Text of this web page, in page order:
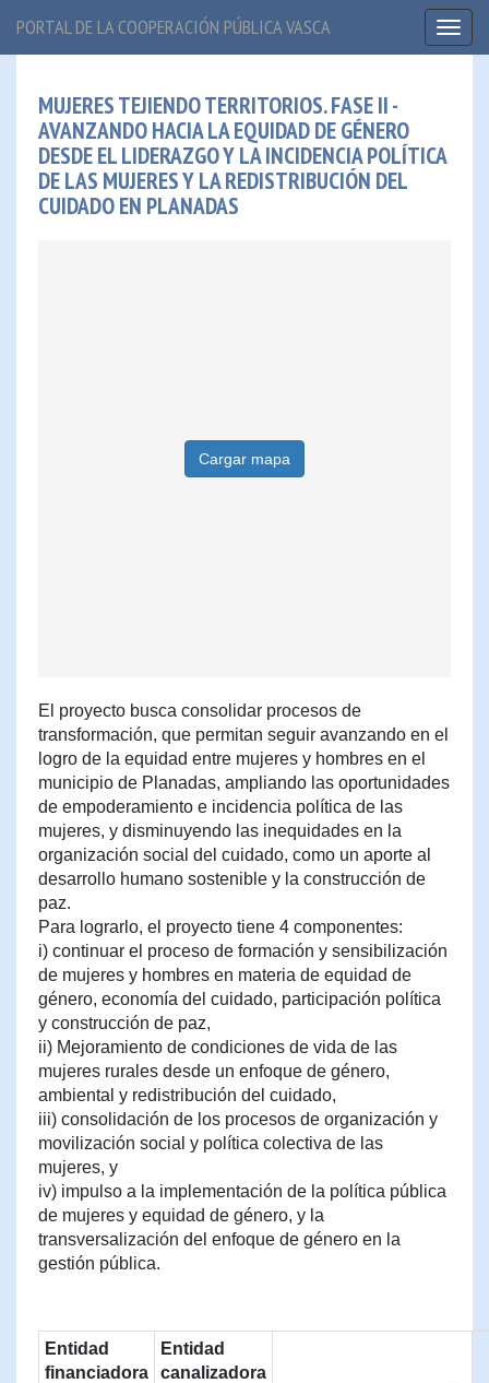
PORTAL DE LA COOPERACIÓN PÚBLICA VASCA
MUJERES TEJIENDO TERRITORIOS. FASE II -
AVANZANDO HACIA LA EQUIDAD DE GÉNERO
DESDE EL LIDERAZGO Y LA INCIDENCIA POLÍTICA
DE LAS MUJERES Y LA REDISTRIBUCIÓN DEL
CUIDADO EN PLANADAS
Cargar mapa
El proyecto busca consolidar procesos de
transformación, que permitan seguir avanzando en el
logro de la equidad entre mujeres y hombres en el
municipio de Planadas, ampliando las oportunidades
de empoderamiento e incidencia política de las
mujeres, y disminuyendo las inequidades en la
organización social del cuidado, como un aporte al
desarrollo humano sostenible y la construcción de
paz.
Para lograrlo, el proyecto tiene 4 componentes:
i) continuar el proceso de formación y sensibilización
de mujeres y hombres en materia de equidad de
género, economía del cuidado, participación política
y construcción de paz,
ii) Mejoramiento de condiciones de vida de las
mujeres rurales desde un enfoque de género,
ambiental y redistribución del cuidado,
iii) consolidación de los procesos de organización y
movilización social y política colectiva de las
mujeres, y
iv) impulso a la implementación de la política pública
de mujeres y equidad de género, y la
transversalización del enfoque de género en la
gestión pública.
Entidad
financiadora
Entidad
canalizadora